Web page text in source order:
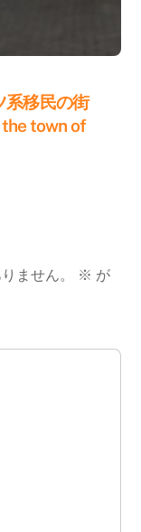
系移民の街
town of
ません。 ※ が